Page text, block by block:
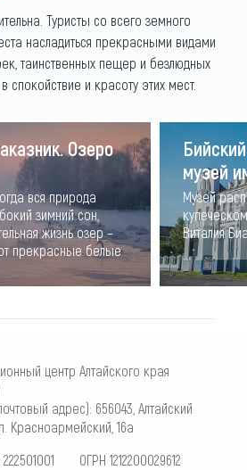
Туристы со всего земного
насладиться прекрасными видами
таинственных пещер и безлюдных
спокойствие и красоту этих мест.
Озеро
вся природа
зимний сон,
жизнь озер –
прекрасные белые
музей
Музей
Виталия
центр Алтайского края
адрес): 656043, Алтайский
Красноармейский, 16а
ОГРН 1212200029612